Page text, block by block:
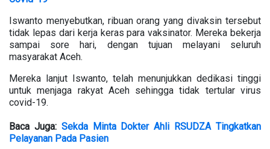
Iswanto menyebutkan, ribuan orang yang divaksin tersebut
tidak lepas dari kerja keras para vaksinator. Mereka bekerja
sampai sore hari, dengan tujuan melayani seluruh
masyarakat Aceh.
Mereka lanjut Iswanto, telah menunjukkan dedikasi tinggi
untuk menjaga rakyat Aceh sehingga tidak tertular virus
covid-19.
Baca Juga: Sekda Minta Dokter Ahli RSUDZA Tingkatkan
Pelayanan Pada Pasien